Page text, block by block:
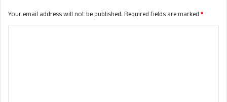
Your email address will not be published. Required fields are marked *